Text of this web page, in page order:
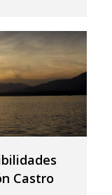
Castro